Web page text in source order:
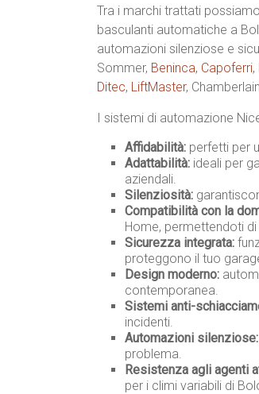
Tra i marchi trattati
basculanti automatiche a
automazioni silenziose e
Sommer, Beninca, Capoferri
Ditec, LiftMaster,
I sistemi di automazione
Affidabilità: perfetti per
Adattabilità: ideali per
aziendali.
Silenziosità:
Compatibilità con la
Home, permettendoti
Sicurezza integrata:
proteggono il tuo
Design moderno:
contemporanea.
Sistemi anti-
incidenti.
Automazioni silenziose:
problema.
Resistenza agli agenti
per i climi variabili di